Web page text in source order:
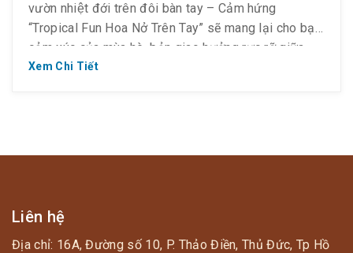
vườn nhiệt đới trên đôi bàn tay – Cảm hứng
“Tropical Fun Hoa Nở Trên Tay” sẽ mang lại cho bạn
cảm xúc của mùa hè, bản giao hưởng rực rỡ giữa
màu sắc và hoa lá nhiệt đới. Giảm 𝟑𝟎% tất cả các
Xem Chi Tiết
Liên hệ
Địa chỉ: 16A, Đường số 10, P. Thảo Điền, Thủ Đức, Tp Hồ